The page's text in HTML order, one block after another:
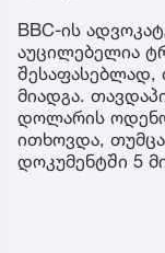
BBC-ის
აუცილებელია
შესაფასებლად,
მიადგა.
დოლარის
ითხოვდა,
დოკუმენტში 5